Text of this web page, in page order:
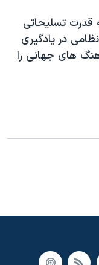
قدرت تسلیحاتی
در یادگیری
های جهانی را